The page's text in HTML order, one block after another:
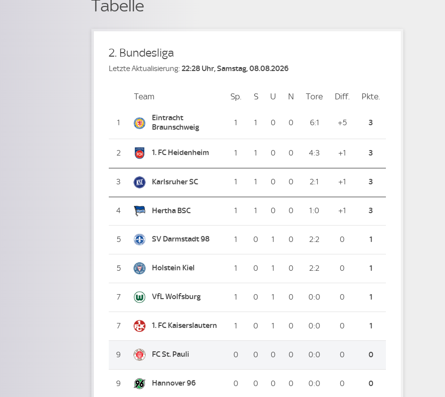
Tabelle
2. Bundesliga
Letzte Aktualisierung: 22:28 Uhr, Samstag, 08.08.2026
PlatzTeam Sp. Spiele
SSiege
U Unentschieden
N Niederlagen
Tore ToreDiff. Differenz
Pkte.
1
Eintracht
Braunschweig
1 1 0 0 6:1 +5 3
2 1. FC Heidenheim 1 1 0 0 4:3 +1 3
3 Karlsruher SC 1 1 0 0 2:1 +1 3
4 Hertha BSC 1 1 0 0 1:0 +1 3
5 SV Darmstadt 98 1 0 1 0 2:2 0 1
5 Holstein Kiel 1 0 1 0 2:2 0 1
7 VfL Wolfsburg 1 0 1 0 0:0 0 1
7 1. FC Kaiserslautern 1 0 1 0 0:0 0 1
9 FC St. Pauli 0 0 0 0 0:0 0 0
9 Hannover 96 0 0 0 0 0:0 0 0